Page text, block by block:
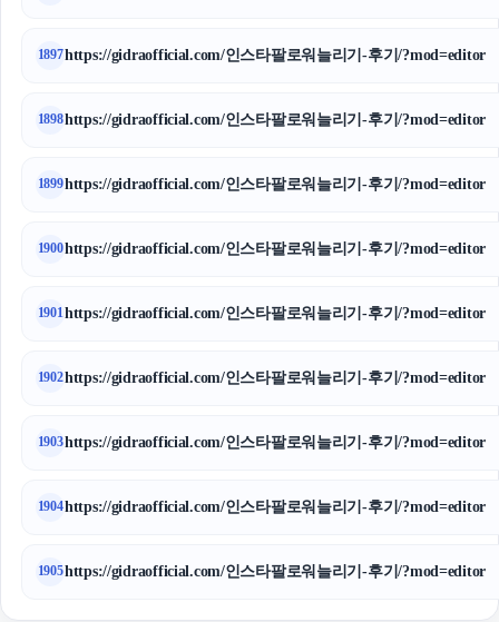
1897https://gidraofficial.com/인스타팔로워늘리기-후기/?mod=editor
1898https://gidraofficial.com/인스타팔로워늘리기-후기/?mod=editor
1899https://gidraofficial.com/인스타팔로워늘리기-후기/?mod=editor
1900https://gidraofficial.com/인스타팔로워늘리기-후기/?mod=editor
1901https://gidraofficial.com/인스타팔로워늘리기-후기/?mod=editor
1902https://gidraofficial.com/인스타팔로워늘리기-후기/?mod=editor
1903https://gidraofficial.com/인스타팔로워늘리기-후기/?mod=editor
1904https://gidraofficial.com/인스타팔로워늘리기-후기/?mod=editor
1905https://gidraofficial.com/인스타팔로워늘리기-후기/?mod=editor